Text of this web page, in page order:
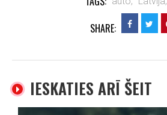
SHARE:
IESKATIES ARĪ ŠEIT